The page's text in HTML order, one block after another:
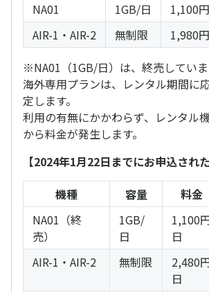
NA01
1GB/日
1,100
AIR-1・AIR-2
無制限
1,980
※NA01（1GB/日）は、終売していま
海外専用プランは、レンタル期間に
定します。
利用の有無にかかわらず、レンタル
から料金が発生します。
【2024年1月22日までにお申込され
機種
容量
料金
NA01（終
売）
1GB/
日
1,100
日
AIR-1・AIR-2
無制限
2,480
日